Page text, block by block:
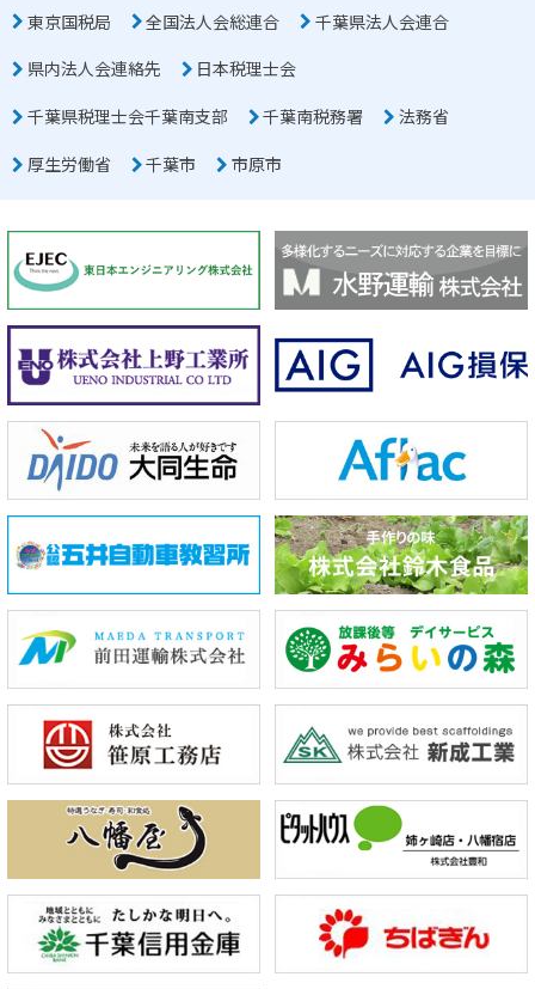
東京国税局 全国法人会総連合
千葉県法人会連合
県内法人会連絡先
日本税理士会
千葉県税理士会千葉南支部
千葉南税務署
法務省
厚生労働省
千葉市 市原市